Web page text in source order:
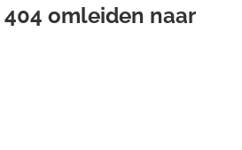
omleiden naar